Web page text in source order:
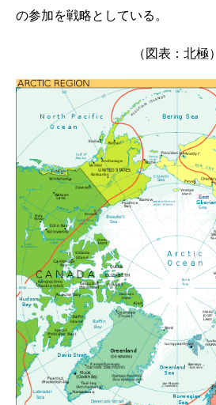
の参加を戦略としている。
（図表：北極）